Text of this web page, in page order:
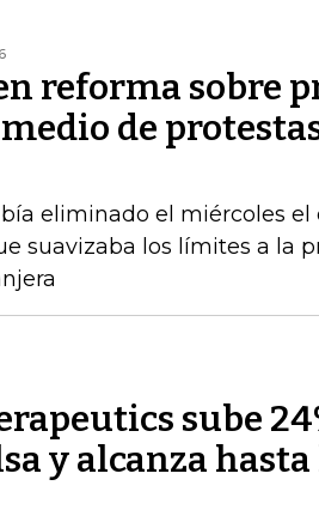
reforma sobre
de
eliminado el miércoles el
suavizaba los límites a la
sube
y alcanza hasta